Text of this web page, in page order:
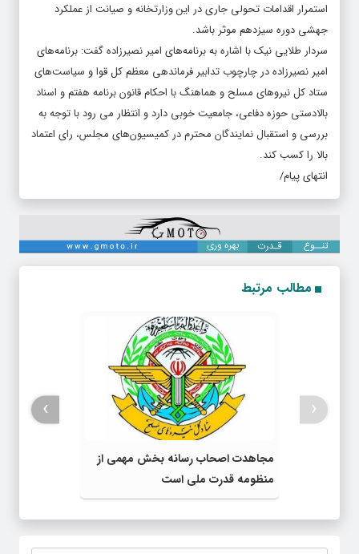
استمرار اقدامات تحولی جاری در این وزارتخانه و صیانت از عملکرد
جهشی دوره سیزدهم موثر باشد.
سردار طلایی نیک با اشاره به برنامه‌های امیر نصیرزاده گفت: برنامه‌های
امیر نصیرزاده در چارچوب تدابیر فرماندهی معظم کل قوا و سیاست‌های
ستاد کل نیروهای مسلح و هماهنگ با احکام قانون برنامه هفتم و اسناد
بالادستی حوزه دفاعی، جامعیت خوبی دارد و انتظار می رود با توجه به
بررسی و استقبال نمایندگان محترم در کمیسیون‌های مجلس، رای اعتماد
بالا را کسب کند.
انتهای پیام/
مطالب مرتبط
مجاهدت اصحاب رسانه بخش مهمی از
منظومه قدرت ملی است
‹
›